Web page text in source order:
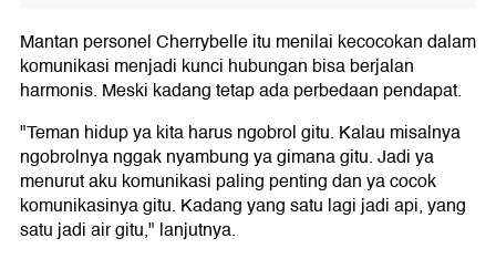
Mantan personel Cherrybelle itu menilai kecocokan dalam
komunikasi menjadi kunci hubungan bisa berjalan
harmonis. Meski kadang tetap ada perbedaan pendapat.
"Teman hidup ya kita harus ngobrol gitu. Kalau misalnya
ngobrolnya nggak nyambung ya gimana gitu. Jadi ya
menurut aku komunikasi paling penting dan ya cocok
komunikasinya gitu. Kadang yang satu lagi jadi api, yang
satu jadi air gitu," lanjutnya.